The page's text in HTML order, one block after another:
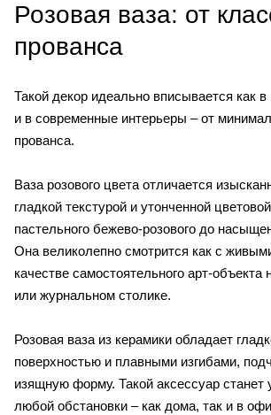
Розовая ваза: от
прованса
Такой декор идеально вписывается как в
и в современные интерьеры – от
прованса.
Ваза розового цвета отличается
гладкой текстурой и утонченной
пастельного бежево-розового до
Она великолепно смотрится как с
качестве самостоятельного арт-объекта
или журнальном столике.
Розовая ваза из керамики обладает
поверхностью и плавными изгибами,
изящную форму. Такой аксессуар станет
любой обстановки – как дома, так и в